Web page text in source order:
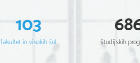
103
fakultet in visokih šol študijskih